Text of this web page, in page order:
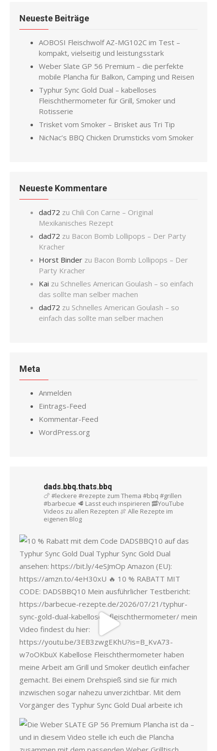
Neueste Beiträge
AOBOSI Fleischwolf AZ-MG102C im Test –
kompakt, vielseitig und leistungsstark
Weber Slate GP 56 Premium – die perfekte
mobile Plancha für Balkon, Camping und Reisen
Typhur Sync Gold Dual – kabelloses
Fleischthermometer für Grill, Smoker und
Rotisserie
Trisket vom Smoker – Brisket aus Tri Tip
NicNac’s BBQ Chicken Drumsticks vom Smoker
Neueste Kommentare
dad72 zu Chili Con Carne – Original
Mexikanisches Rezept
dad72 zu Bacon Bomb Lollipops – Der Party
Kracher
Horst Binder zu Bacon Bomb Lollipops – Der
Party Kracher
Kai zu Schnelles American Goulash – so einfach
das sollte man selber machen
dad72 zu Schnelles American Goulash – so
einfach das sollte man selber machen
Meta
Anmelden
Eintrags-Feed
Kommentar-Feed
WordPress.org
dads.bbq.thats.bbq
🍗 #leckere #rezepte zum Thema #bbq #grillen
#barbecue 🥩 Lasst euch inspirieren 🥓YouTube
Videos zu allen Rezepten 🍖 Alle Rezepte im
eigenen Blog